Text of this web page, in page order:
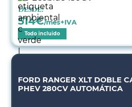
Desde:
514€/mes+IVA
Todo incluido
FORD RANGER XLT DOBLE
PHEV 280CV AUTOMÁTICA